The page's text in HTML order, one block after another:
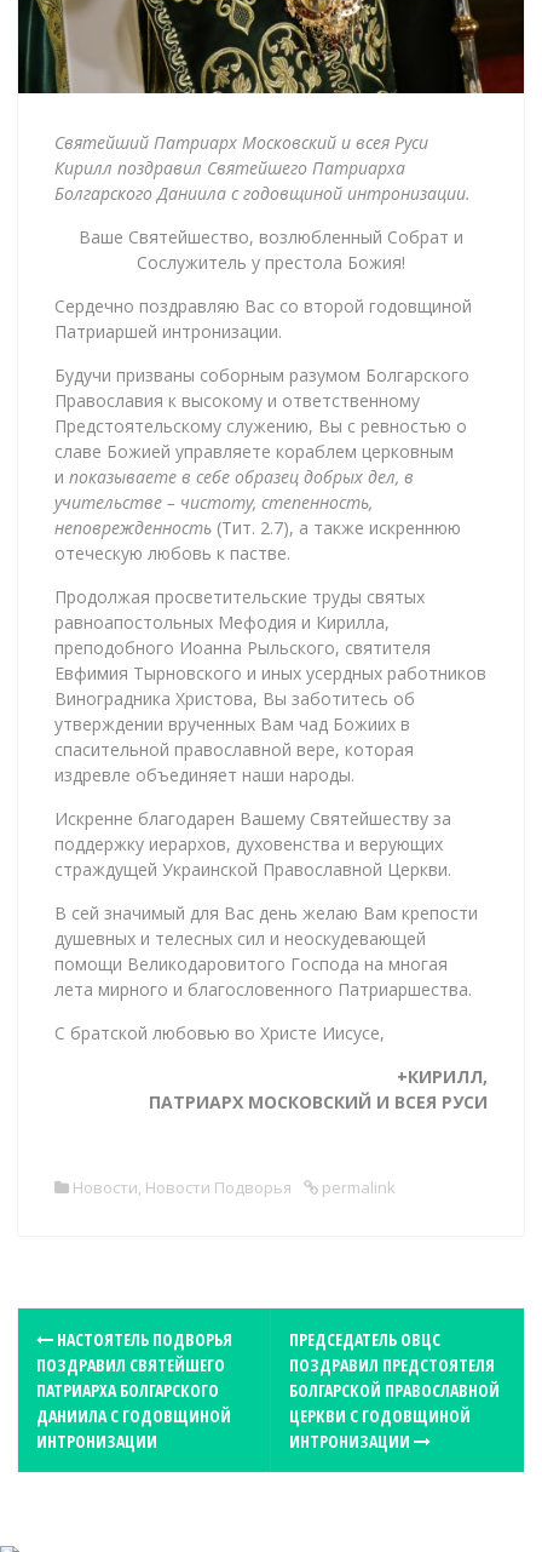
Святейший Патриарх Московский и всея Руси
Кирилл поздравил Святейшего Патриарха
Болгарского Даниила с годовщиной интронизации.
Ваше Святейшество, возлюбленный Собрат и
Сослужитель у престола Божия!
Сердечно поздравляю Вас со второй годовщиной
Патриаршей интронизации.
Будучи призваны соборным разумом Болгарского
Православия к высокому и ответственному
Предстоятельскому служению, Вы с ревностью о
славе Божией управляете кораблем церковным
и показываете в себе образец добрых дел, в
учительстве – чистоту, степенность,
неповрежденность (Тит. 2.7), а также искреннюю
отеческую любовь к пастве.
Продолжая просветительские труды святых
равноапостольных Мефодия и Кирилла,
преподобного Иоанна Рыльского, святителя
Евфимия Тырновского и иных усердных работников
Виноградника Христова, Вы заботитесь об
утверждении врученных Вам чад Божиих в
спасительной православной вере, которая
издревле объединяет наши народы.
Искренне благодарен Вашему Святейшеству за
поддержку иерархов, духовенства и верующих
страждущей Украинской Православной Церкви.
В сей значимый для Вас день желаю Вам крепости
душевных и телесных сил и неоскудевающей
помощи Великодаровитого Господа на многая
лета мирного и благословенного Патриаршества.
С братской любовью во Христе Иисусе,
+КИРИЛЛ,
ПАТРИАРХ МОСКОВСКИЙ И ВСЕЯ РУСИ
Новости Новости Подворья permalink
n
НАСТОЯТЕЛЬ ПОДВОРЬЯ
ПОЗДРАВИЛ СВЯТЕЙШЕГО
ПАТРИАРХА БОЛГАРСКОГО
ДАНИИЛА С ГОДОВЩИНОЙ
ИНТРОНИЗАЦИИ
ПРЕДСЕДАТЕЛЬ ОВЦС
ПОЗДРАВИЛ ПРЕДСТОЯТЕЛЯ
БОЛГАРСКОЙ ПРАВОСЛАВНОЙ
ЦЕРКВИ С ГОДОВЩИНОЙ
ИНТРОНИЗАЦИИ